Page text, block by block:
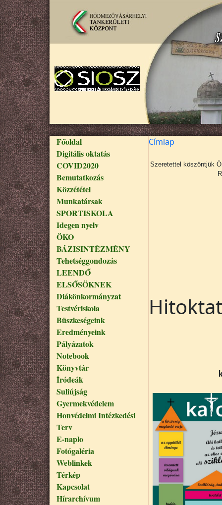
Ugrás a tartalomra
Fő navigáció
Főoldal
Digitális oktatás
COVID2020
Bemutatkozás
Közzététel
Munkatársak
SPORTISKOLA
Idegen nyelv
ÖKO
BÁZISINTÉZMÉNY
Tehetséggondozás
LEENDŐ
ELSŐSÖKNEK
Diákönkormányzat
Testvériskola
Büszkeségeink
Eredményeink
Pályázatok
Notebook
Könyvtár
Íródeák
Suliújság
Gyermekvédelem
Honvédelmi Intézkedési
Terv
E-naplo
Fotógaléria
Weblinkek
Térkép
Kapcsolat
Hírarchívum
Címlap
Szeretettel köszöntjük